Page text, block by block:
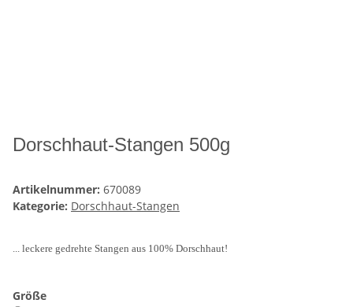
Dorschhaut-Stangen 500g
Artikelnummer: 670089
Kategorie: Dorschhaut-Stangen
... leckere gedrehte Stangen aus 100% Dorschhaut!
Größe